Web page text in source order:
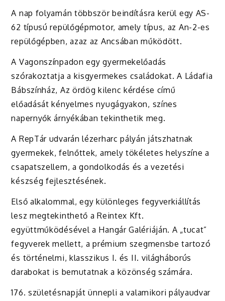
A nap folyamán többször beindításra kerül egy AS-
62 típusú repülőgépmotor, amely típus, az An-2-es
repülőgépben, azaz az Ancsában működött.
A Vagonszínpadon egy gyermekelőadás
szórakoztatja a kisgyermekes családokat. A Ládafia
Bábszínház, Az ördög kilenc kérdése című
előadását kényelmes nyugágyakon, színes
napernyők árnyékában tekinthetik meg.
A RepTár udvarán lézerharc pályán játszhatnak
gyermekek, felnőttek, amely tökéletes helyszíne a
csapatszellem, a gondolkodás és a vezetési
készség fejlesztésének.
Első alkalommal, egy különleges fegyverkiállítás
lesz megtekinthető a Reintex Kft.
együttműködésével a Hangár Galériáján. A „tucat”
fegyverek mellett, a prémium szegmensbe tartozó
és történelmi, klasszikus I. és II. világháborús
darabokat is bemutatnak a közönség számára.
176. születésnapját ünnepli a valamikori pályaudvar